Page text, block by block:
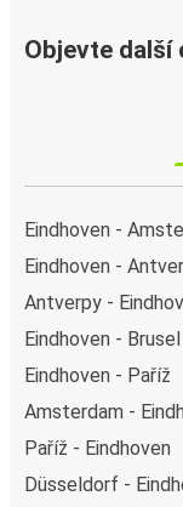
Objevte další
Eindhoven -
Eindhoven -
Antverpy -
Eindhoven - Brusel
Eindhoven - Paříž
Amsterdam -
Paříž - Eindhoven
Düsseldorf -